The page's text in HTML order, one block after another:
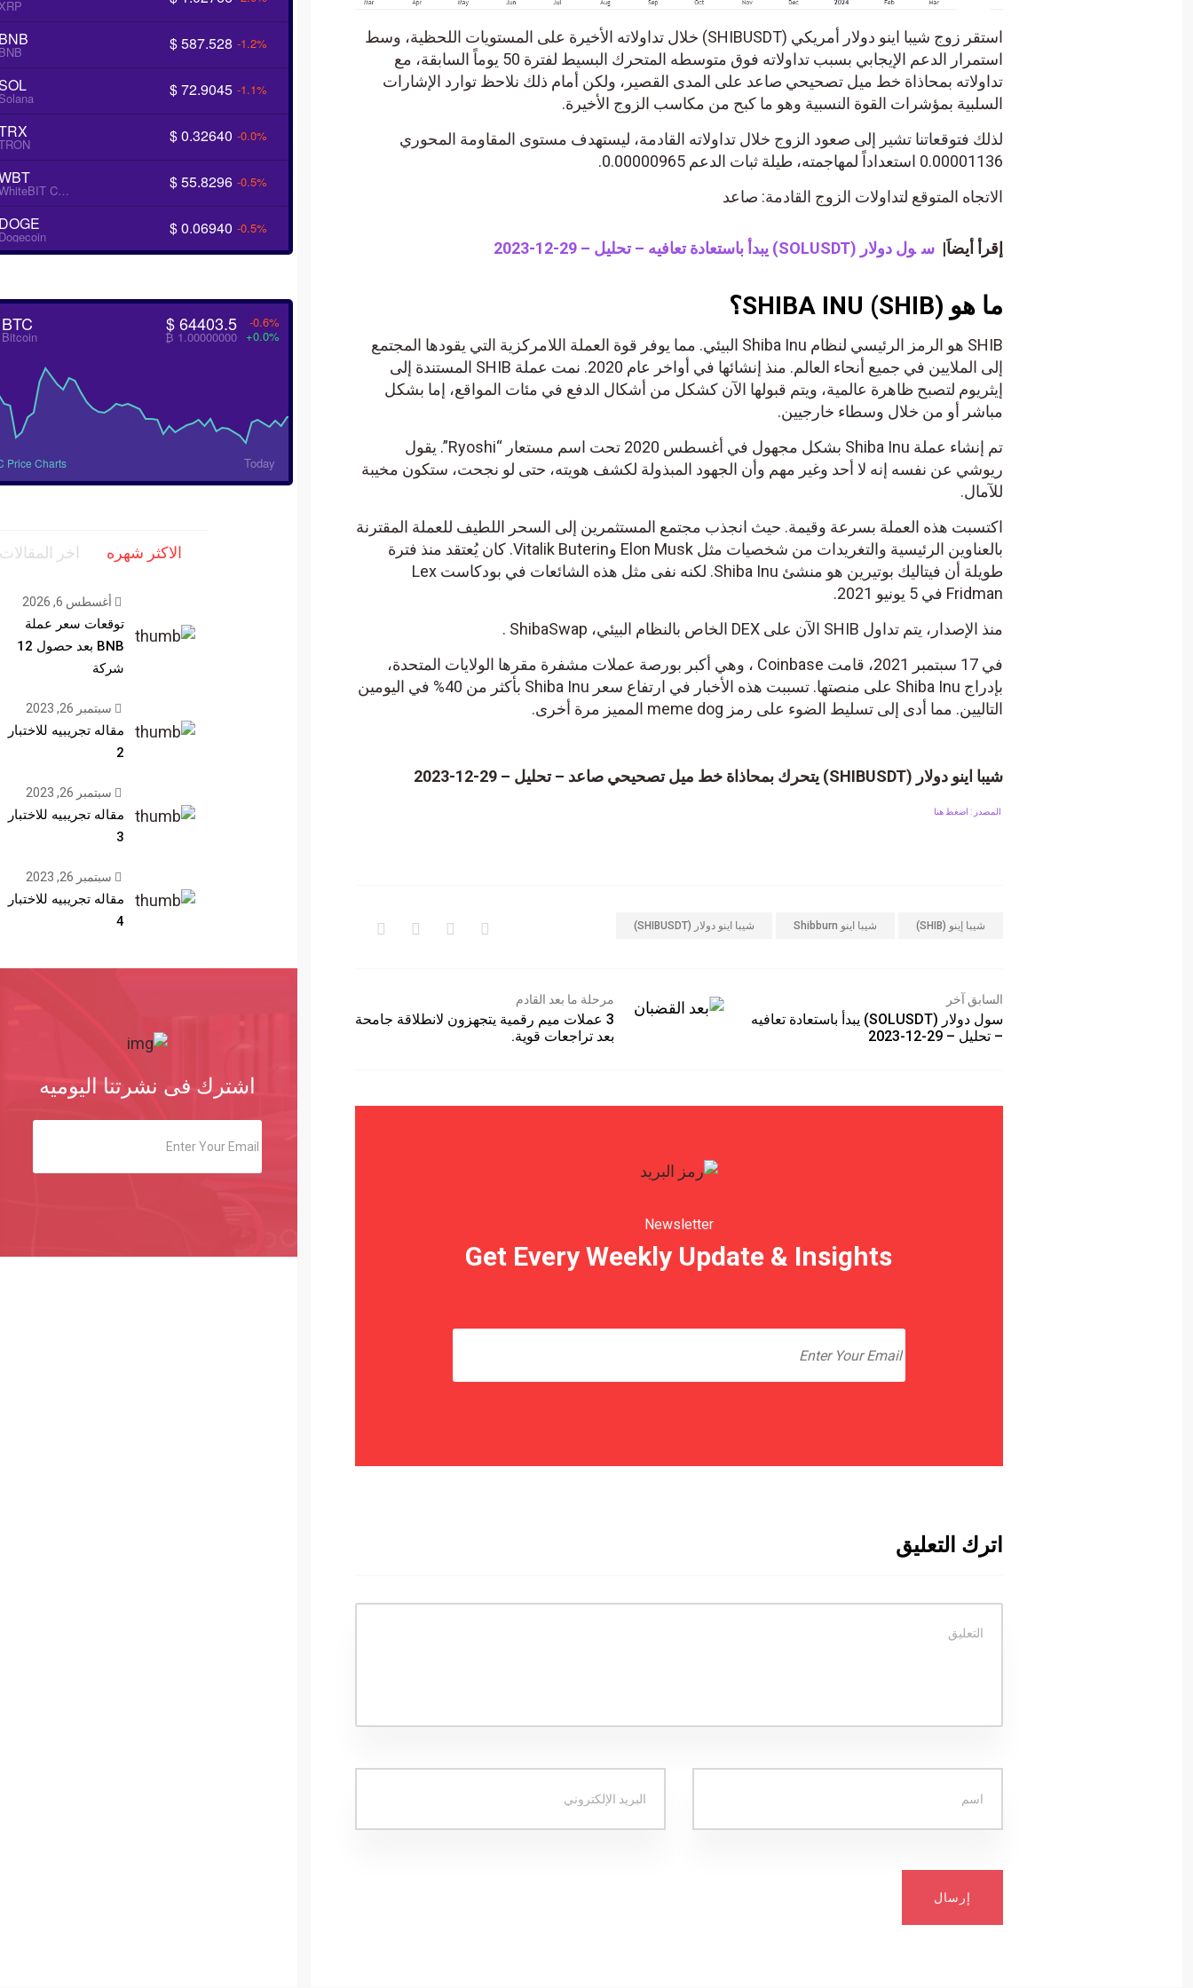
استقر زوج شيبا اينو دولار أمريكي (SHIBUSDT) خلال تداولاته الأخيرة على المستويات اللحظية، وسط
استمرار الدعم الإيجابي بسبب تداولاته فوق متوسطه المتحرك البسيط لفترة 50 يوماً السابقة، مع
تداولاته بمحاذاة خط ميل تصحيحي صاعد على المدى القصير، ولكن أمام ذلك نلاحظ توارد الإشارات
السلبية بمؤشرات القوة النسبية وهو ما كبح من مكاسب الزوج الأخيرة.
لذلك فتوقعاتنا تشير إلى صعود الزوج خلال تداولاته القادمة، ليستهدف مستوى المقاومة المحوري
0.00001136 استعداداً لمهاجمته، طيلة ثبات الدعم 0.00000965.
الاتجاه المتوقع لتداولات الزوج القادمة: صاعد
إقرأ أيضاَ| س ول دولار (SOLUSDT) يبدأ باستعادة تعافيه – تحليل – 29-12-2023
ما هو SHIBA INU (SHIB)؟
SHIB هو الرمز الرئيسي لنظام Shiba Inu البيئي. مما يوفر قوة العملة اللامركزية التي يقودها المجتمع
إلى الملايين في جميع أنحاء العالم. منذ إنشائها في أواخر عام 2020. نمت عملة SHIB المستندة إلى
إيثريوم لتصبح ظاهرة عالمية، ويتم قبولها الآن كشكل من أشكال الدفع في مئات المواقع، إما بشكل
مباشر أو من خلال وسطاء خارجيين.
تم إنشاء عملة Shiba Inu بشكل مجهول في أغسطس 2020 تحت اسم مستعار “Ryoshi”. يقول
ريوشي عن نفسه إنه لا أحد وغير مهم وأن الجهود المبذولة لكشف هويته، حتى لو نجحت، ستكون مخيبة
للآمال.
اكتسبت هذه العملة بسرعة وقيمة. حيث انجذب مجتمع المستثمرين إلى السحر اللطيف للعملة المقترنة
بالعناوين الرئيسية والتغريدات من شخصيات مثل Elon Musk وVitalik Buterin. كان يُعتقد منذ فترة
طويلة أن فيتاليك بوتيرين هو منشئ Shiba Inu. لكنه نفى مثل هذه الشائعات في بودكاست Lex
Fridman في 5 يونيو 2021.
منذ الإصدار، يتم تداول SHIB الآن على DEX الخاص بالنظام البيئي، ShibaSwap .
في 17 سبتمبر 2021، قامت Coinbase ، وهي أكبر بورصة عملات مشفرة مقرها الولايات المتحدة،
بإدراج Shiba Inu على منصتها. تسببت هذه الأخبار في ارتفاع سعر Shiba Inu بأكثر من 40% في اليومين
التاليين. مما أدى إلى تسليط الضوء على رمز meme dog المميز مرة أخرى.
شيبا اينو دولار (SHIBUSDT) يتحرك بمحاذاة خط ميل تصحيحي صاعد – تحليل – 29-12-2023
المصدر : اضغط هنا
شيبا إينو (SHIB) شيبا اينو Shibburn شيبا اينو دولار (SHIBUSDT)
السابق آخر
سول دولار (SOLUSDT) يبدأ باستعادة تعافيه
– تحليل – 29-12-2023
مرحلة ما بعد القادم
3 عملات ميم رقمية يتجهزون لانطلاقة جامحة
بعد تراجعات قوية.
Newsletter
Get Every Weekly Update & Insights
اترك التعليق
إرسال
$ 587.528 -1.2%
$ 72.9045 -1.1%
$ 0.32640 -0.0%
WhiteBIT Coin $ 55.8296 -0.5%
$ 0.06940 -0.5%
BTC
Bitcoin
-0.6%
+0.0%
$ 64403.5
₿ 1.00000000
Price Charts Today
الاكثر شهره اخر
أغسطس 6, 2026
توقعات سعر عملة
BNB بعد حصول 12
شركة
سبتمبر 26, 2023
مقاله تجريبيه للاختبار
2
سبتمبر 26, 2023
مقاله تجريبيه للاختبار
3
سبتمبر 26, 2023
مقاله تجريبيه للاختبار
4
اشترك فى نشرتنا اليوميه